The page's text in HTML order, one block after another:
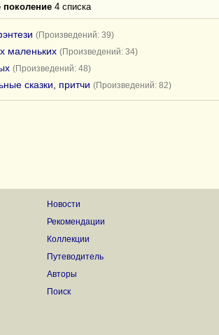
4 списка
(Произведений: 39)
маленьких (Произведений: 34)
(Произведений: 48)
сказки, притчи (Произведений: 82)
Новости
Рекомендации
Коллекции
Путеводитель
Авторы
Поиск